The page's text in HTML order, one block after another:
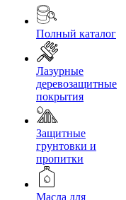
Полный каталог
Лазурные
деревозащитные
покрытия
Защитные
грунтовки и
пропитки
Масла для